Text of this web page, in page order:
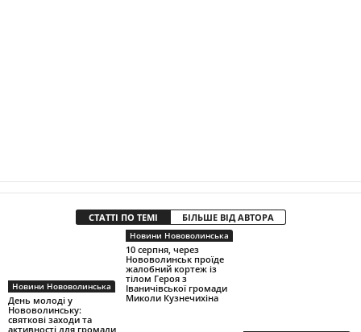
СТАТТІ ПО ТЕМІ БІЛЬШЕ ВІД АВТОРА
Новини Нововолинська
День молоді у
Нововолинську:
святкові заходи та
активності для громади
Новини Нововолинська
10 серпня, через
Нововолинськ проїде
жалобний кортеж із
тілом Героя з
Іваничівської громади
Миколи Кузнечихіна